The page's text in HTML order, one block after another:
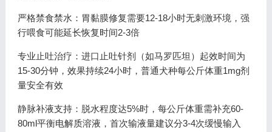
严格禁食禁水：胃黏膜修复需要12-18小时无刺激环境，强
行喂食可能延长恢复时间2-3倍
专业止吐治疗：进口止吐针剂（如马罗匹坦）起效时间为
15-30分钟，效果持续24小时，普通犬种每公斤体重1mg剂
量安全有效
静脉补液支持：脱水程度达5%时，每公斤体重需补充60-
80ml平衡电解质溶液，首次输液量建议分3-4次缓慢输入